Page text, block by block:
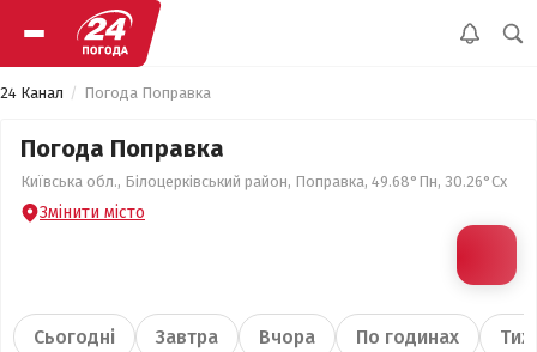
24 Канал Погода Поправка
Погода Поправка
Київська обл., Білоцерківський район, Поправка, 49.68°Пн, 30.26°Сх
Змінити місто
Сьогодні Завтра Вчора По годинах